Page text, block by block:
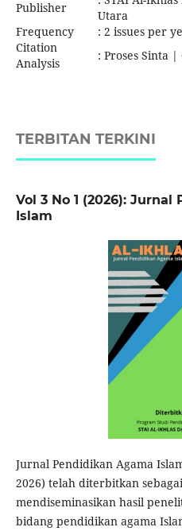
Publisher
Utara
Frequency
: 2 issues per
Citation
Analysis
: Proses Sinta |
TERBITAN TERKINI
Vol 3 No 1 (2026):
Islam
Jurnal Pendidikan Agama
2026) telah diterbitkan
mendiseminasikan hasil
bidang pendidikan agama